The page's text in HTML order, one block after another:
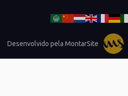
Desenvolvido pela MontarSite